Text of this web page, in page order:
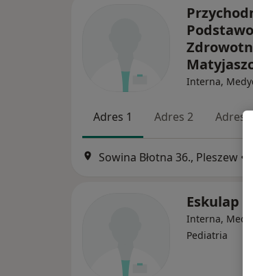
Interna,
Adres 1 Adres 2 Adres 3
Sowina Błotna 36., Pleszew •
Eskulap
Interna,
Pediatria